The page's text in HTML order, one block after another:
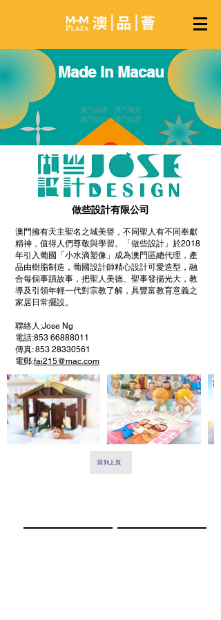
Made in Macau
澳門品牌 澳門製造
澳門設計 澳門創意
做些設計有限公司
澳門擁有天主聖名之城美譽，不同聖人有不同奉獻
精神，值得人們尊敬與學習。「做些設計」於2018
年引入葡國「小水滴塑像」成為澳門區總代理，產
品由樹脂制造，葡國設計師精心設計可愛造型，融
合每個事蹟故事，把聖人美德、聖事發揚光大，教
導及引領年輕一代對宗教了解，具豐富教育意義之
家居日常擺設。
聯絡人:Jose Ng
電話:853 66888011
傳真: 853 28330561
電郵:fai215@mac.com
回到上頁